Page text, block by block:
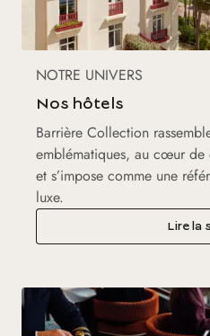
NOTRE UNIVERS
Nos hôtels
Barrière Collection
emblématiques, au cœur de
et s’impose comme une
luxe.
Lire la